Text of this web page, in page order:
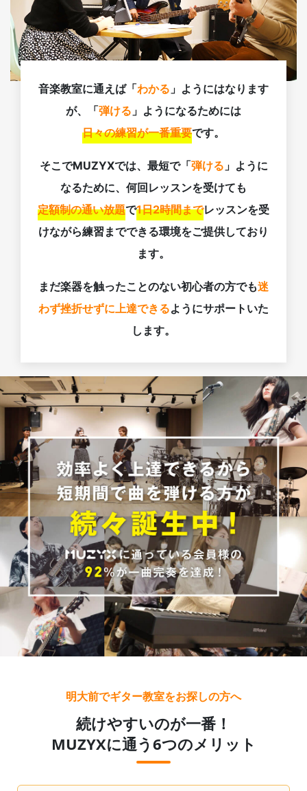
音楽教室に通えば「わかる 」ようにはなります
が、「弾ける 」ようになるためには
日々の練習が一番重要です。
そこでMUZYXでは、最短で「弾ける 」ように
なるために、何回レッスンを受けても
定額制の通い放題で1日2時間までレッスンを受
けながら練習までできる環境をご提供しており
ます。
まだ楽器を触ったことのない初心者の方でも迷
わず挫折せずに上達できるようにサポートいた
します。
明大前でギター教室をお探しの方へ
続けやすいのが一番！
MUZYXに通う6つのメリット